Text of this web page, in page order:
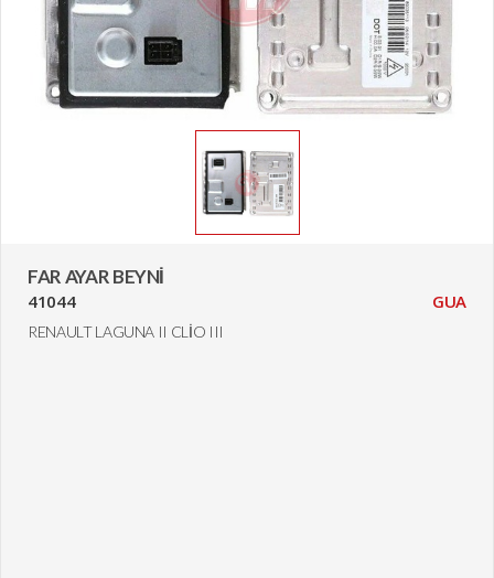
FAR AYAR BEYNİ
41044 GUA
RENAULT LAGUNA II CLİO III